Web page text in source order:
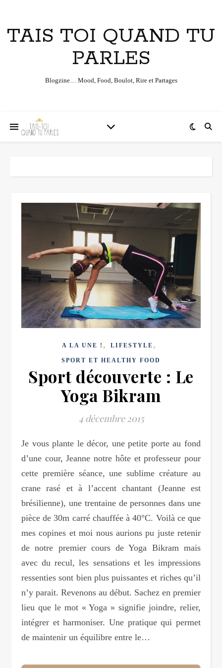
TAIS TOI QUAND TU
PARLES
Blogzine… Mood, Food, Boulot, Rire et Partages
A LA UNE ! , LIFESTYLE ,
SPORT ET HEALTHY FOOD
Sport découverte : Le
Yoga Bikram
4 décembre 2015
Je vous plante le décor, une petite porte au fond
d’une cour, Jeanne notre hôte et professeur pour
cette première séance, une sublime créature au
crane rasé et à l’accent chantant (Jeanne est
brésilienne), une trentaine de personnes dans une
pièce de 30m carré chauffée à 40°C. Voilà ce que
mes copines et moi nous aurions pu juste retenir
de notre premier cours de Yoga Bikram mais
avec du recul, les sensations et les impressions
ressenties sont bien plus puissantes et riches qu’il
n’y parait. Revenons au début. Sachez en premier
lieu que le mot « Yoga » signifie joindre, relier,
intégrer et harmoniser. Une pratique qui permet
de maintenir un équilibre entre le…